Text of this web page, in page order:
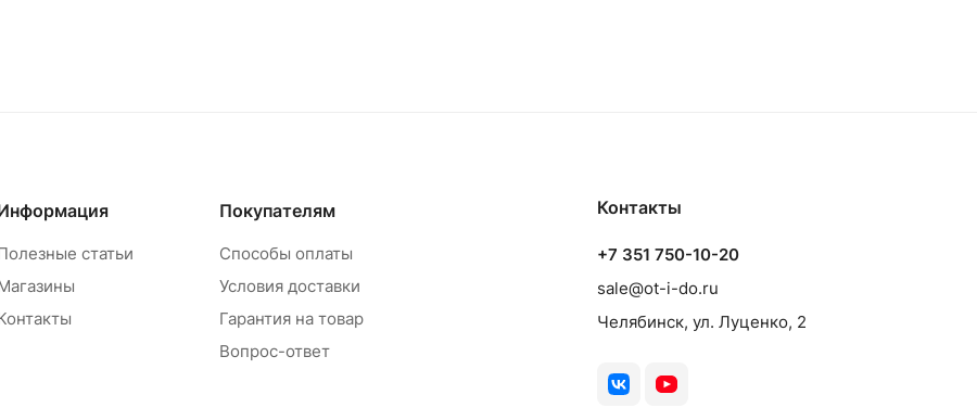
статьи
Покупателям
Способы оплаты
Условия доставки
Гарантия на товар
Вопрос-ответ
Контакты
+7 351 750-10-20
sale@ot-i-do.ru
Челябинск, ул. Луценко, 2